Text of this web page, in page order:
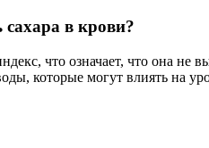
в крови?
что означает, что она не
которые могут влиять на